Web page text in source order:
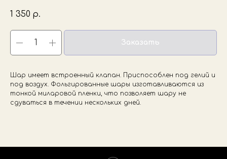
1 350 р.
Заказать
Шар имеет встроенный клапан. Приспособлен под гелий и
под воздух. Фольгированные шары изготавливаются из
тонкой миларовой пленки, что позволяет шару не
сдуваться в течении нескольких дней.